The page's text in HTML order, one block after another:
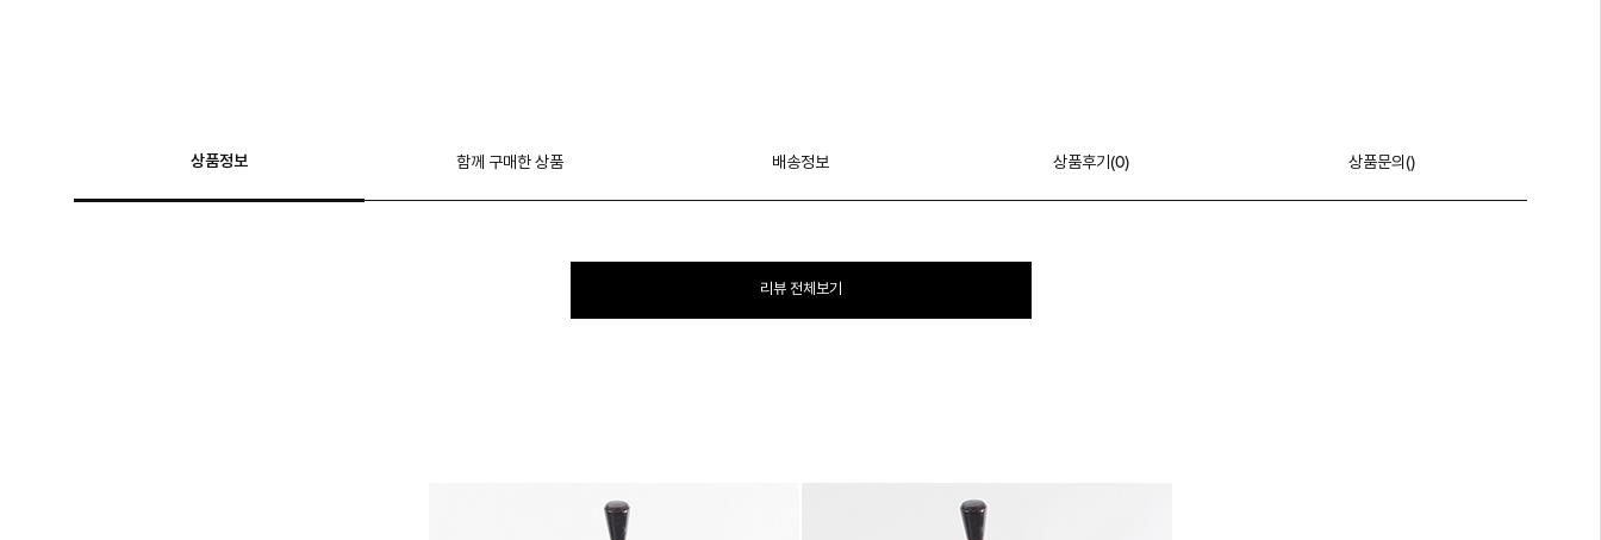
상품정보 함께 구매한 상품 배송정보 상품후기(0) 상품문의()
리뷰 전체보기